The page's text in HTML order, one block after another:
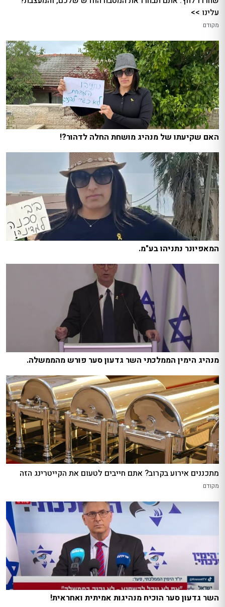
עלינו >>
מקודם
האם שקיעתו של מנהיג מושחת החלה לדהור?!
המאפיונר נתניהו בע"מ.
מנהיג הימין הממלכתי השר גדעון סער פורש מהממשלה.
מתכננים אירוע בקרוב? אתם חייבים לטעום את הקייטרינג הזה
מקודם
השר גדעון סער הוכיח מנהיגות אמיתית ואחראית!